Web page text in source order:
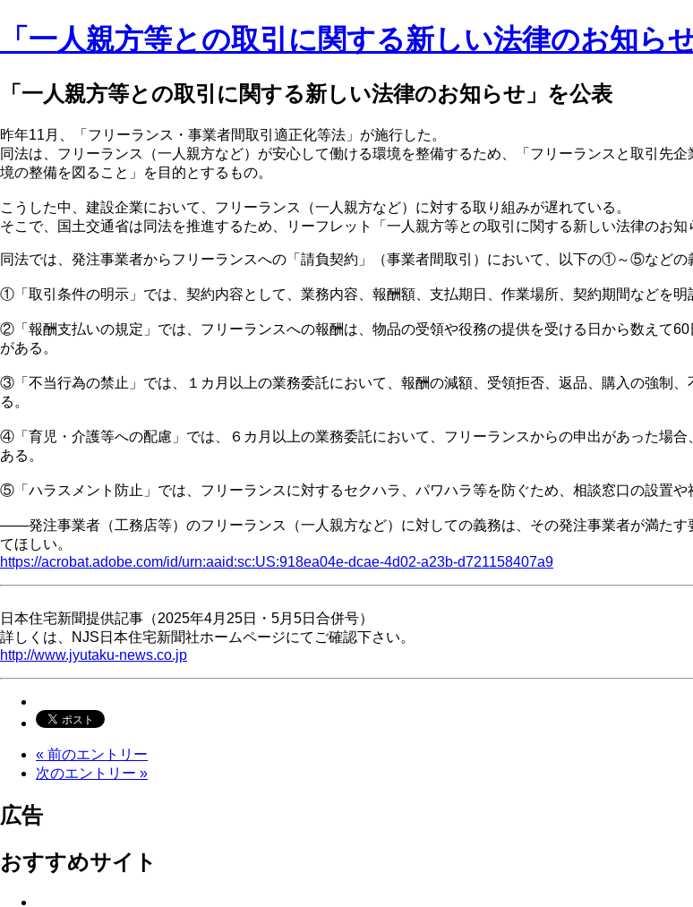
「一人親方等との取引に関する新しい法律のお知ら
「一人親方等との取引に関する新しい法律のお知らせ」を公表
昨年11月、「フリーランス・事業者間取引適正化等法」が施行した。
同法は、フリーランス（一人親方など）が安心して働ける環境を整備するため、「フリーランスと取引先
境の整備を図ること」を目的とするもの。
こうした中、建設企業において、フリーランス（一人親方など）に対する取り組みが遅れている。
そこで、国土交通省は同法を推進するため、リーフレット「一人親方等との取引に関する新しい法律のお知
同法では、発注事業者からフリーランスへの「請負契約」（事業者間取引）において、以下の①～⑤などの
①「取引条件の明示」では、契約内容として、業務内容、報酬額、支払期日、作業場所、契約期間などを
②「報酬支払いの規定」では、フリーランスへの報酬は、物品の受領や役務の提供を受ける日から数えて
がある。
③「不当行為の禁止」では、１カ月以上の業務委託において、報酬の減額、受領拒否、返品、購入の強制
る。
④「育児・介護等への配慮」では、６カ月以上の業務委託において、フリーランスからの申出があった場
ある。
⑤「ハラスメント防止」では、フリーランスに対するセクハラ、パワハラ等を防ぐため、相談窓口の設置や
――発注事業者（工務店等）のフリーランス（一人親方など）に対しての義務は、その発注事業者が満た
てほしい。
https://acrobat.adobe.com/id/urn:aaid:sc:US:918ea04e-dcae-4d02-a23b-d721158407a9
日本住宅新聞提供記事（2025年4月25日・5月5日合併号）
詳しくは、NJS日本住宅新聞社ホームページにてご確認下さい。
http://www.jyutaku-news.co.jp
« 前のエントリー
次のエントリー »
広告
おすすめサイト